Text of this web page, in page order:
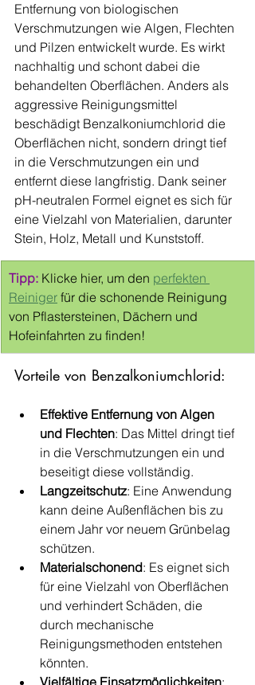
Entfernung von biologischen
Verschmutzungen wie Algen, Flechten
und Pilzen entwickelt wurde. Es wirkt
nachhaltig und schont dabei die
behandelten Oberflächen. Anders als
aggressive Reinigungsmittel
beschädigt Benzalkoniumchlorid die
Oberflächen nicht, sondern dringt tief
in die Verschmutzungen ein und
entfernt diese langfristig. Dank seiner
pH-neutralen Formel eignet es sich für
eine Vielzahl von Materialien, darunter
Stein, Holz, Metall und Kunststoff.
Tipp: Klicke hier, um den perfekten
Reiniger für die schonende Reinigung
von Pflastersteinen, Dächern und
Hofeinfahrten zu finden!
Vorteile von Benzalkoniumchlorid:
Effektive Entfernung von Algen
und Flechten: Das Mittel dringt tief
in die Verschmutzungen ein und
beseitigt diese vollständig.
Langzeitschutz: Eine Anwendung
kann deine Außenflächen bis zu
einem Jahr vor neuem Grünbelag
schützen.
Materialschonend: Es eignet sich
für eine Vielzahl von Oberflächen
und verhindert Schäden, die
durch mechanische
Reinigungsmethoden entstehen
könnten.